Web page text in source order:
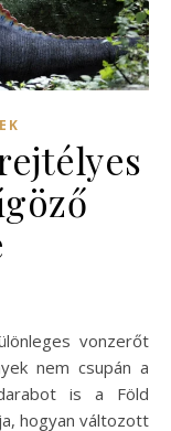
nem csupán a
is a Föld
hogyan változott